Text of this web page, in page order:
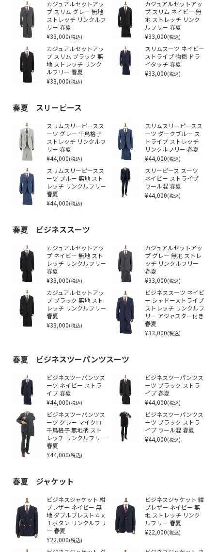
カジュアルセットアッ
プ スリム グレー 無地
ストレッチ リンクルフ
リー 春夏
¥33,000(税込)
カジュアルセットアッ
プ スリム ネイビー 無
地 ストレッチ リンク
ルフリー 春夏
¥33,000(税込)
カジュアルセットアッ
プ スリム ブラック 無
地 ストレッチ リンク
ルフリー 春夏
¥33,000(税込)
スリムスーツ ネイビー
ストライプ 強撚 ドラ
イタッチ 春夏
¥33,000(税込)
春夏 スリーピース
スリムスリーピースス
ーツ グレー 千鳥格子
ストレッチ リンクルフ
リー 春夏
¥44,000(税込)
スリムスリーピースス
ーツ ダークブルー ス
トライプ ストレッチ
リンクルフリー 春夏
¥44,000(税込)
スリムスリーピースス
ーツ ブルー 無地 スト
レッチ リンクルフリー
春夏
¥44,000(税込)
スリーピース スーツ
ネイビー ストライプ
ウール混 春夏
¥44,000(税込)
春夏 ビジネススーツ
カジュアルセットアッ
プ ネイビー 無地 スト
レッチ リンクルフリー
春夏
¥33,000(税込)
カジュアルセットアッ
プ グレー 無地 ストレ
ッチ リンクルフリー
春夏
¥33,000(税込)
カジュアルセットアッ
プ ブラック 無地 スト
レッチ リンクルフリー
春夏
¥33,000(税込)
ビジネススーツ ネイビ
ー シャドーストライプ
ストレッチ リンクルフ
リー アジャスター付き
春夏
¥33,000(税込)
春夏 ビジネスツーパンツスーツ
ビジネスツーパンツス
ーツ ネイビー ストラ
イプ 春夏
¥44,000(税込)
ビジネスツーパンツス
ーツ ブラック ストラ
イプ 春夏
¥44,000(税込)
ビジネスツーパンツス
ーツ グレー マイクロ
千鳥格子 無地柄 スト
レッチ リンクルフリー
春夏
¥44,000(税込)
ビジネスツーパンツス
ーツ ブラック ストラ
イプ ウール混 春夏
¥44,000(税込)
春夏 ジャケット
ビジネスジャケット 紺
ブレザー ネイビー 無
地 ダブルブレスト４ｘ
１ボタン リンクルフリ
ー 春夏
¥22,000(税込)
ビジネスジャケット 紺
ブレザー ネイビー 無
地 ストレッチ リンク
ルフリー 春夏
¥22,000(税込)